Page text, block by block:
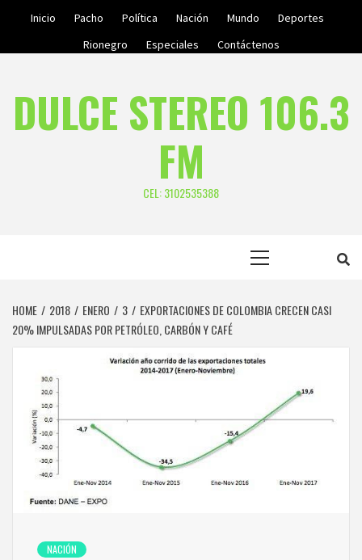
Inicio Pacho Política Nación Mundo
Deportes
Rionegro
Especiales Contáctenos
DULCE STEREO 106.3
FM
CEL: 3102535388
HOME 2018 ENERO 3
EXPORTACIONES DE COLOMBIA CRECEN CASI
20% IMPULSADAS POR PETRÓLEO, CARBÓN Y CAFÉ
NACIÓN